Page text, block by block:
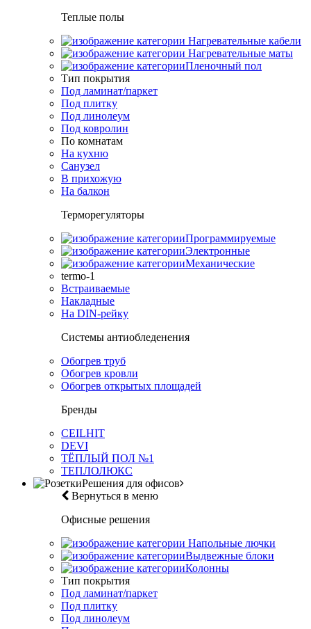
Теплые полы
Нагревательные кабели
Нагревательные маты
Пленочный пол
Тип покрытия
Под ламинат/паркет
Под плитку
Под линолеум
Под ковролин
По комнатам
На кухню
Санузел
В прихожую
На балкон
Терморегуляторы
Программируемые
Электронные
Механические
termo-1
Встраиваемые
Накладные
На DIN-рейку
Системы антиобледенения
Обогрев труб
Обогрев кровли
Обогрев открытых площадей
Бренды
CEILHIT
DEVI
ТЁПЛЫЙ ПОЛ №1
ТЕПЛОЛЮКС
Решения для офисов
Вернуться в меню
Офисные решения
Напольные лючки
Выдвежные блоки
Колонны
Тип покрытия
Под ламинат/паркет
Под плитку
Под линолеум